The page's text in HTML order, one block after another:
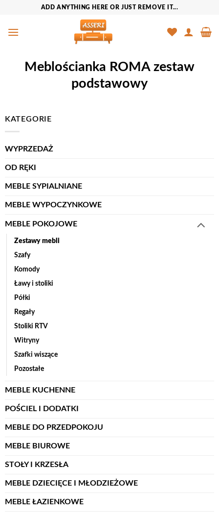
zawartości
ADD ANYTHING HERE OR JUST REMOVE IT...
Meblościanka ROMA zestaw
podstawowy
KATEGORIE
WYPRZEDAŻ
OD RĘKI
MEBLE SYPIALNIANE
MEBLE WYPOCZYNKOWE
MEBLE POKOJOWE
Zestawy mebli
Szafy
Komody
Ławy i stoliki
Półki
Regały
Stoliki RTV
Witryny
Szafki wiszące
Pozostałe
MEBLE KUCHENNE
POŚCIEL I DODATKI
MEBLE DO PRZEDPOKOJU
MEBLE BIUROWE
STOŁY I KRZESŁA
MEBLE DZIECIĘCE I MŁODZIEŻOWE
MEBLE ŁAZIENKOWE